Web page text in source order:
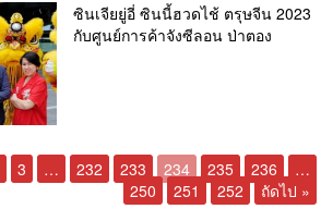
ซินเจียยู่อี่ ซินนี้ฮวดไช้ ตรุษจีน 2023
กับศูนย์การค้าจังซีลอน ป่าตอง
3 … 232 233 234 235 236
…
250
251 252 ถัดไป »